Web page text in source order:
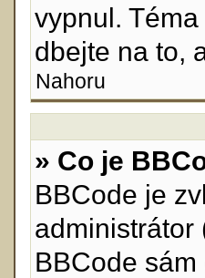
vypnul.
dbejte na to,
Nahoru
» Co je
BBCode je
administrátor
BBCode